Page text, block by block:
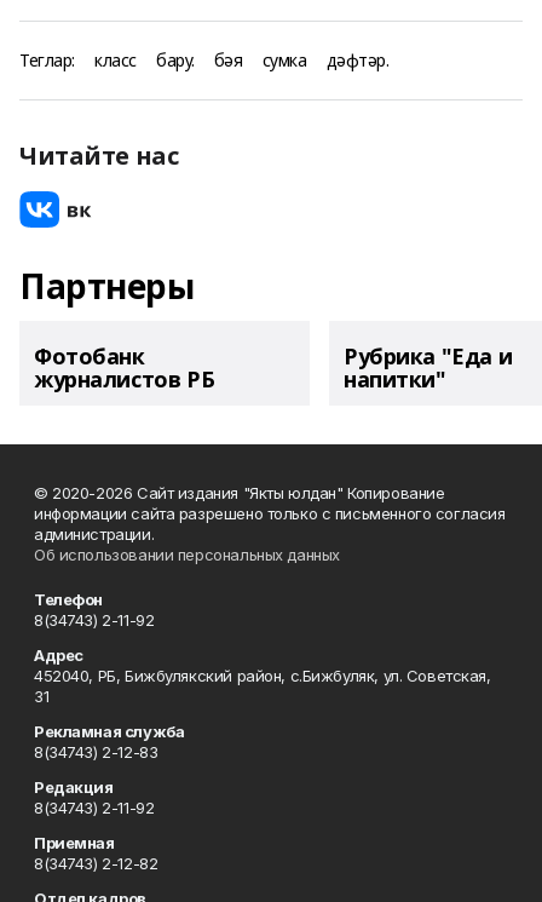
Теглар: класс бару. бәя сумка дәфтәр.
Читайте нас
Партнеры
Фотобанк
журналистов РБ
Рубрика "Еда и
напитки"
© 2020-2026 Сайт издания "Якты юлдан" Копирование
информации сайта разрешено только с письменного согласия
администрации.
Об использовании персональных данных
Телефон
8(34743) 2-11-92
Адрес
452040, РБ, Бижбулякский район, с.Бижбуляк, ул. Советская,
31
Рекламная служба
8(34743) 2-12-83
Редакция
8(34743) 2-11-92
Приемная
8(34743) 2-12-82